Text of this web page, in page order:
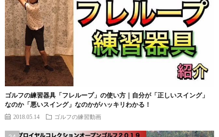
ゴルフの練習器具「フレループ」の使い方｜自分が「正しいスイング」
なのか「悪いスイング」なのかがハッキリわかる！
2018.05.14 ゴルフの練習動画